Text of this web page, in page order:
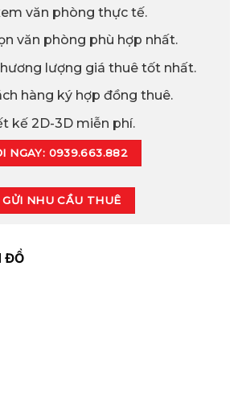
văn phòng thực tế.
văn phòng phù hợp nhất.
lượng giá thuê tốt nhất.
hàng ký hợp đồng thuê.
kế 2D-3D miễn phí.
NGAY: 0939.663.882
GỬI NHU CẦU THUÊ
ĐỒ